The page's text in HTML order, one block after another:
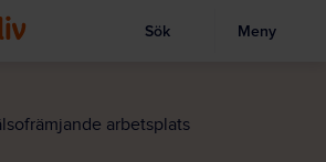
huvudinnehållet
Visa sökruta
Sök Meny
arbetsplats